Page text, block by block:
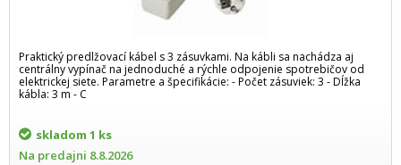
Praktický predlžovací kábel s 3 zásuvkami. Na kábli sa nachádza aj
centrálny vypínač na jednoduché a rýchle odpojenie spotrebičov od
elektrickej siete. Parametre a špecifikácie: - Počet zásuviek: 3 - Dĺžka
kábla: 3 m - C
skladom 1 ks
Na predajni 8.8.2026